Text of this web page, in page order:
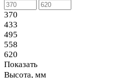
370
433
495
558
620
Показать
Высота, мм